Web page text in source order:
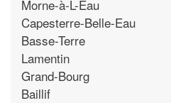
Morne-à-L-Eau
Capesterre-Belle-Eau
Basse-Terre
Lamentin
Grand-Bourg
Baillif